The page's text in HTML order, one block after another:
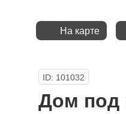
На карте
ID: 101032
Дом под